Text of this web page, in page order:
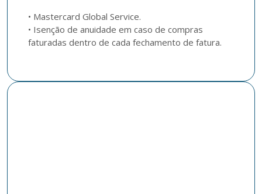
• Mastercard Global Service.
• Isenção de anuidade em caso de compras
faturadas dentro de cada fechamento de fatura.